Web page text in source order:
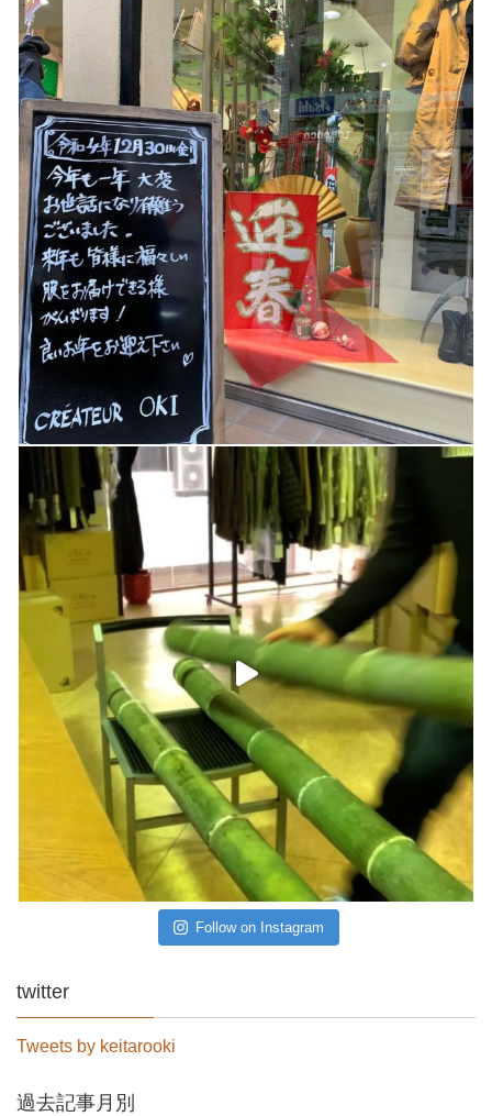
Follow on Instagram
twitter
Tweets by keitarooki
過去記事月別